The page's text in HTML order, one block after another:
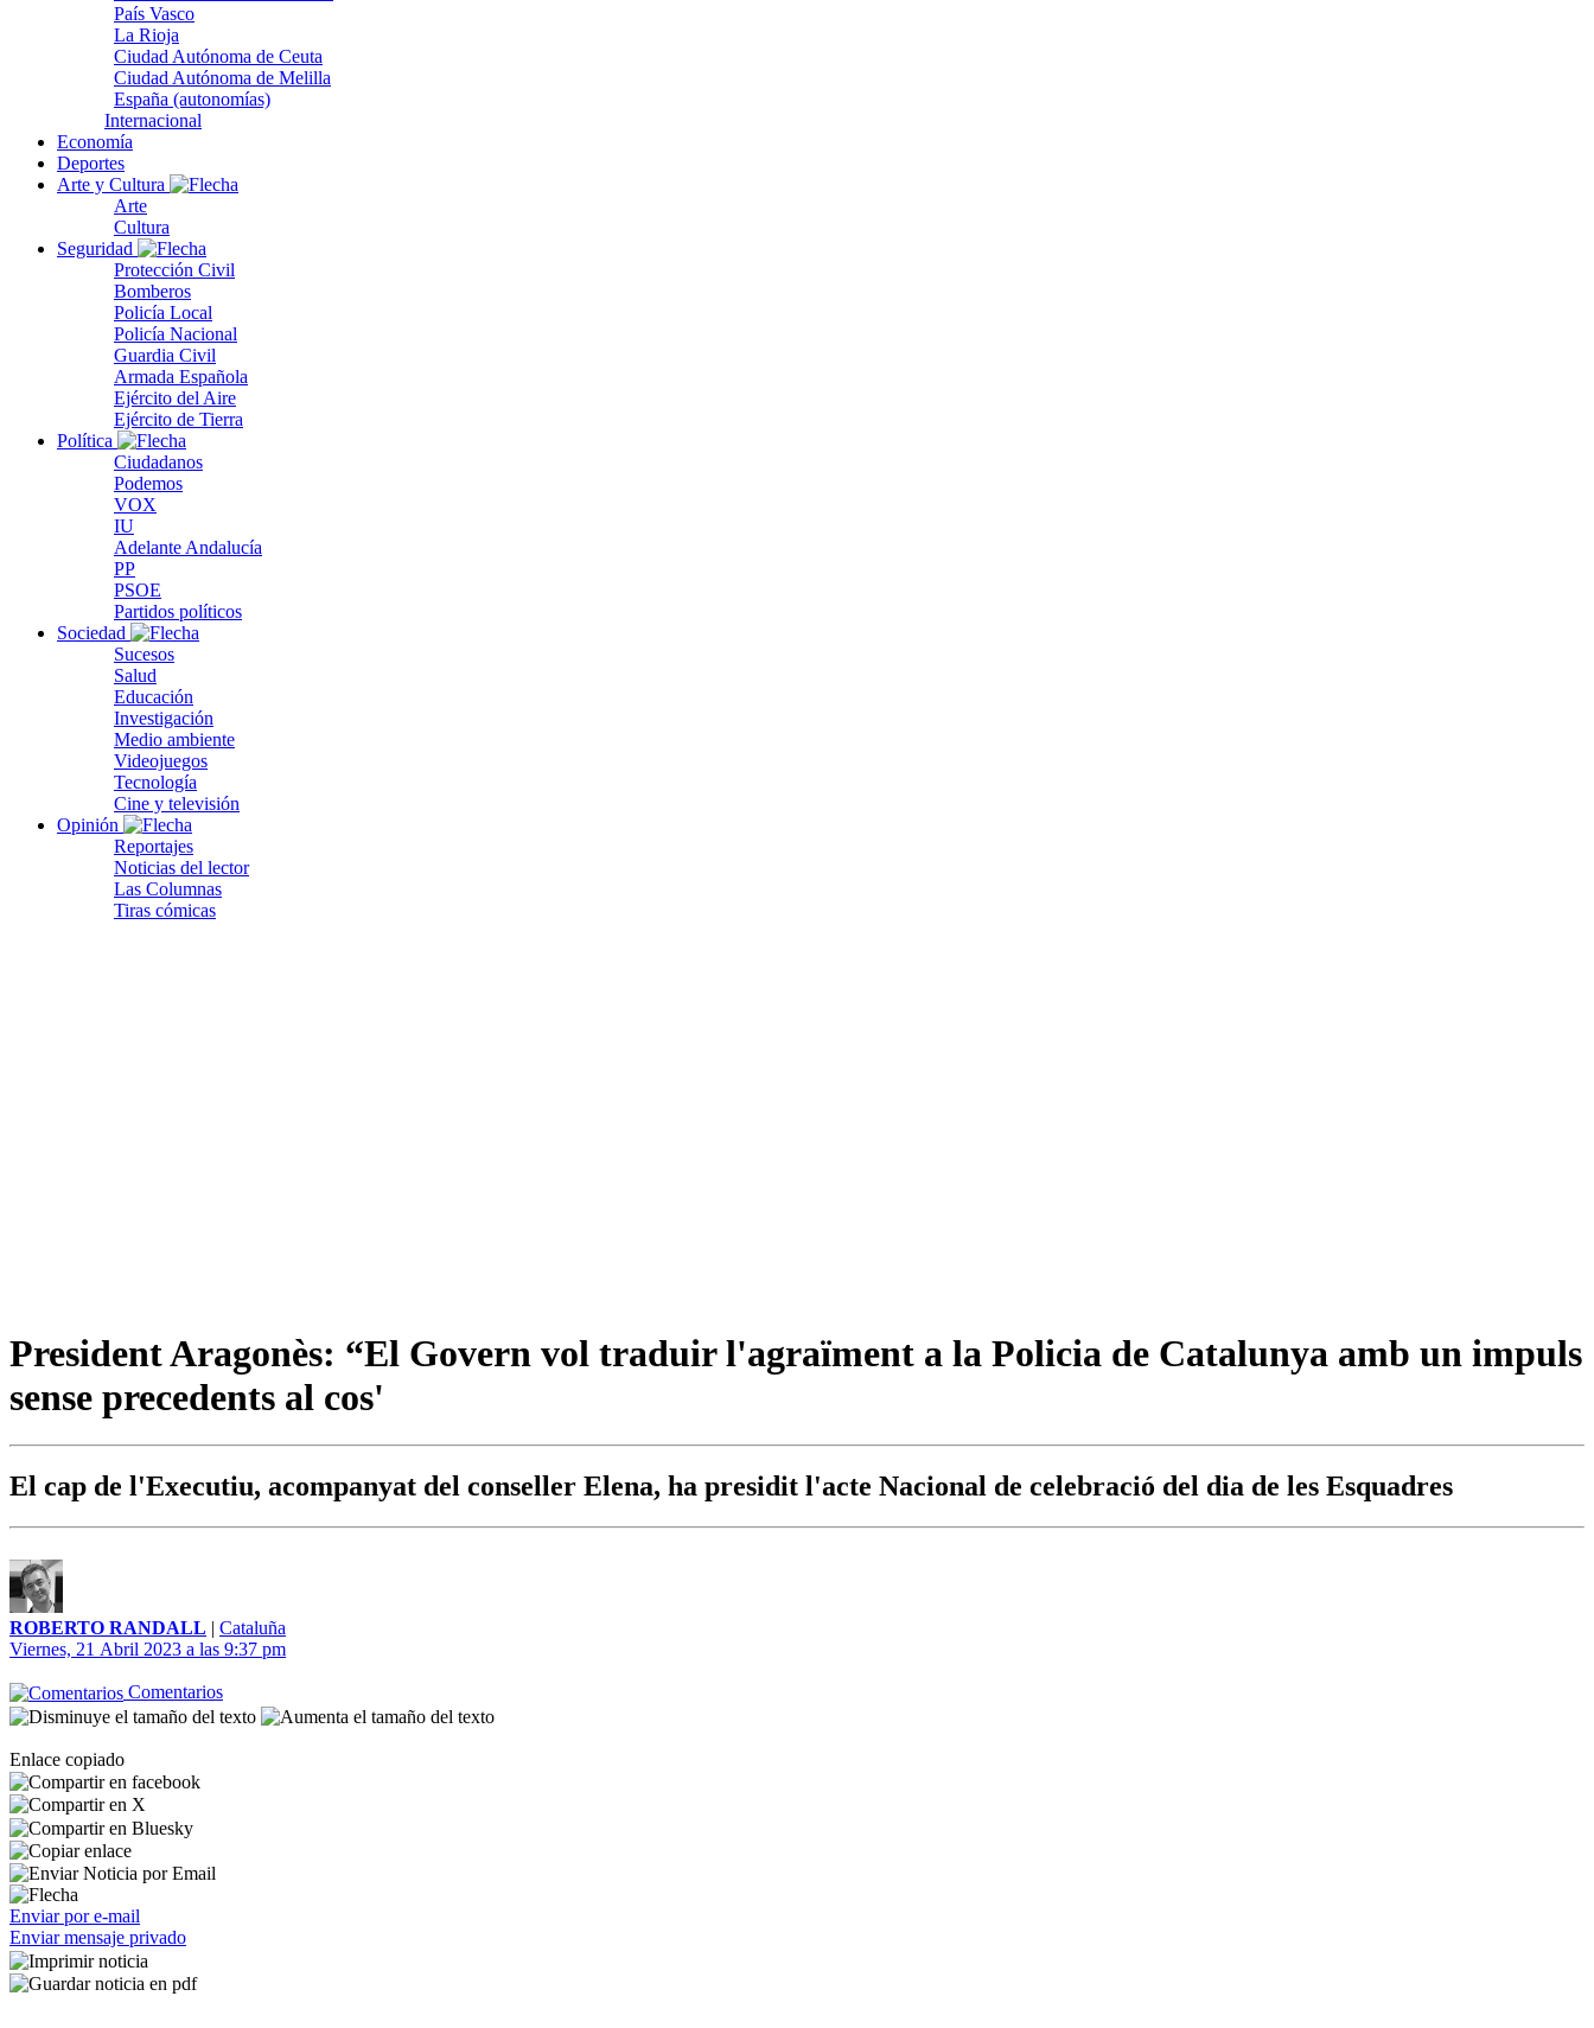
País Vasco
La Rioja
Ciudad Autónoma de Ceuta
Ciudad Autónoma de Melilla
España (autonomías)
Internacional
Economía
Deportes
Arte y Cultura
Arte
Cultura
Seguridad
Protección Civil
Bomberos
Policía Local
Policía Nacional
Guardia Civil
Armada Española
Ejército del Aire
Ejército de Tierra
Política
Ciudadanos
Podemos
VOX
IU
Adelante Andalucía
PP
PSOE
Partidos políticos
Sociedad
Sucesos
Salud
Educación
Investigación
Medio ambiente
Videojuegos
Tecnología
Cine y televisión
Opinión
Reportajes
Noticias del lector
Las Columnas
Tiras cómicas
President Aragonès: “El Govern vol traduir l'agraïment a la Policia de Catalunya amb un impuls
sense precedents al cos'
El cap de l'Executiu, acompanyat del conseller Elena, ha presidit l'acte Nacional de celebració del dia de les Esquadres
ROBERTO RANDALL | Cataluña
Viernes, 21 Abril 2023 a las 9:37 pm
Comentarios
Enlace copiado
Enviar por e-mail
Enviar mensaje privado